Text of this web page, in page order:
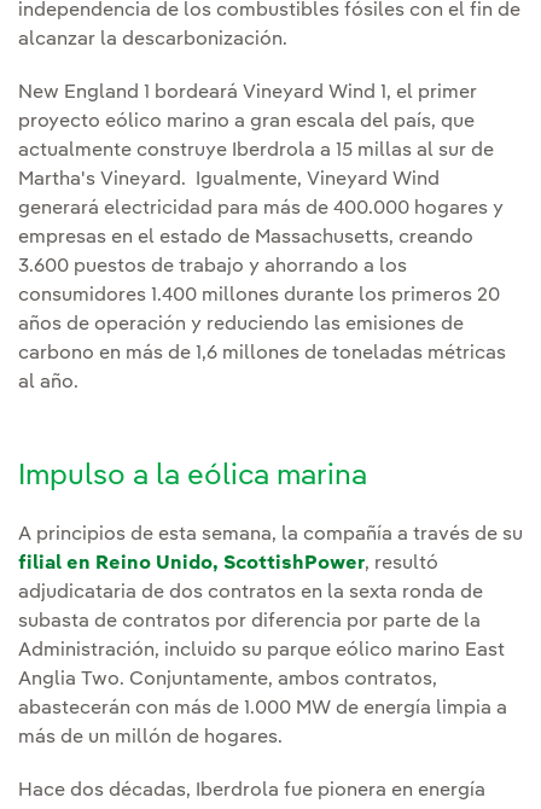
independencia de los combustibles fósiles con el fin de
alcanzar la descarbonización.
New England 1 bordeará Vineyard Wind 1, el primer
proyecto eólico marino a gran escala del país, que
actualmente construye Iberdrola a 15 millas al sur de
Martha's Vineyard. Igualmente, Vineyard Wind
generará electricidad para más de 400.000 hogares y
empresas en el estado de Massachusetts, creando
3.600 puestos de trabajo y ahorrando a los
consumidores 1.400 millones durante los primeros 20
años de operación y reduciendo las emisiones de
carbono en más de 1,6 millones de toneladas métricas
al año.
Impulso a la eólica marina
A principios de esta semana, la compañía a través de su
filial en Reino Unido, ScottishPower, resultó
adjudicataria de dos contratos en la sexta ronda de
subasta de contratos por diferencia por parte de la
Administración, incluido su parque eólico marino East
Anglia Two. Conjuntamente, ambos contratos,
abastecerán con más de 1.000 MW de energía limpia a
más de un millón de hogares.
Hace dos décadas, Iberdrola fue pionera en energía